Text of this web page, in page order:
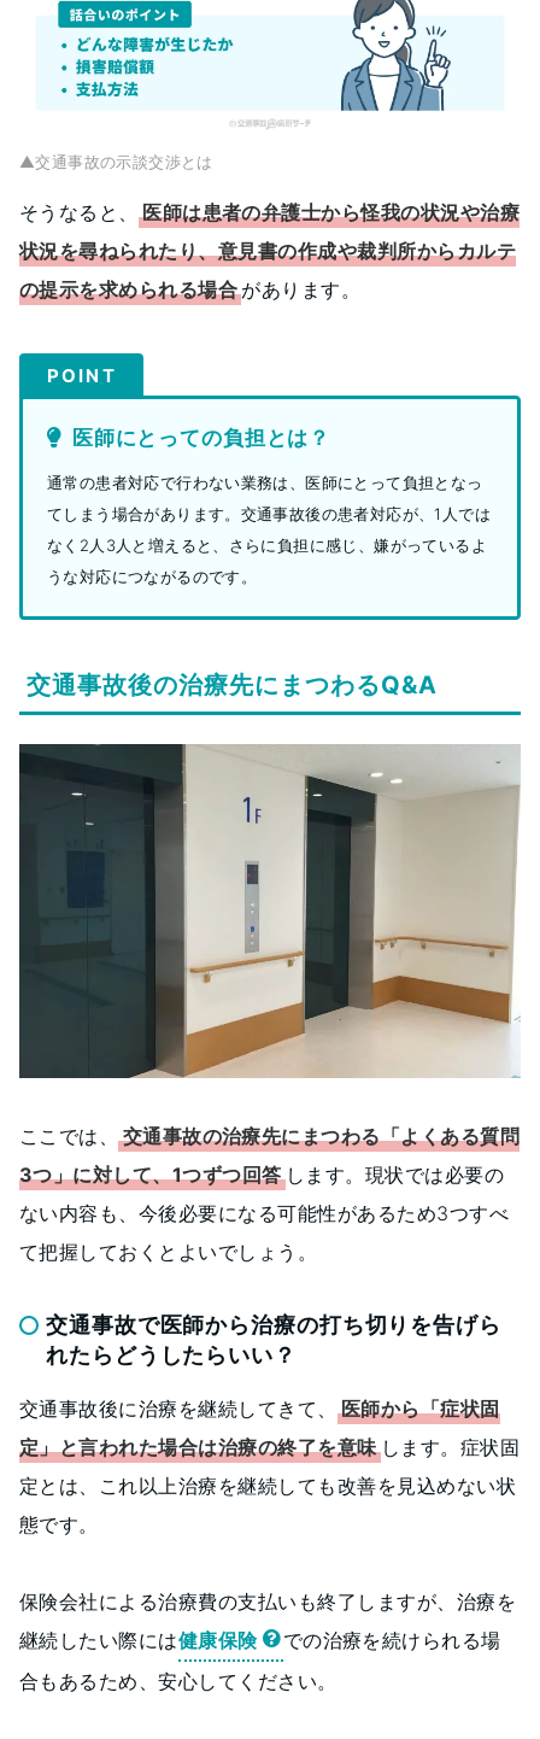
▲交通事故の示談交渉とは
そうなると、
医師は患者の弁護士から怪我の状況や治療
状況を尋ねられたり、意見書の作成や裁判所からカルテ
の提示を求められる場合があります。
POINT
医師にとっての負担とは？
通常の患者対応で行わない業務は、医師にとって負担となっ
てしまう場合があります。交通事故後の患者対応が、1人では
なく2人3人と増えると、さらに負担に感じ、嫌がっているよ
うな対応につながるのです。
交通事故後の治療先にまつわるQ&A
ここでは、交通事故の治療先にまつわる「よくある質問
3つ」に対して、1つずつ回答します。現状では必要の
ない内容も、今後必要になる可能性があるため3つすべ
て把握しておくとよいでしょう。
交通事故で医師から治療の打ち切りを告げら
れたらどうしたらいい？
交通事故後に治療を継続してきて、
医師から「症状固
定」と言われた場合は治療の終了を意味します。症状固
定とは、これ以上治療を継続しても改善を見込めない状
態です。
保険会社による治療費の支払いも終了しますが、治療を
継続したい際には健康保険
での治療を続けられる場
合もあるため、安心してください。